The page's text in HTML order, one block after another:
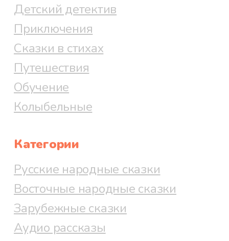
Детский детектив
Приключения
Сказки в стихах
Путешествия
Обучение
Колыбельные
Категории
Русские народные сказки
Восточные народные сказки
Зарубежные сказки
Аудио рассказы